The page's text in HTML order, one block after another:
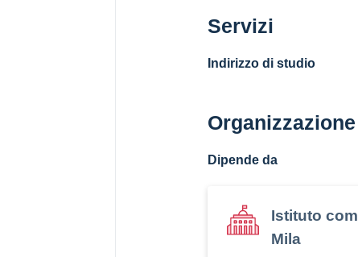
Servizi
Indirizzo di studio
Dipende da
Istituto
Mila